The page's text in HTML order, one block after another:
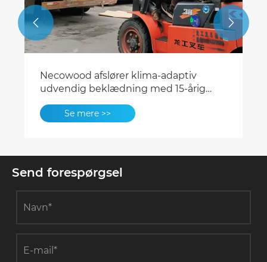
Necowood afslører klima-adaptiv
udvendig beklædning med 15-årig
farvegaranti
Se mere >>
 
Send forespørgsel